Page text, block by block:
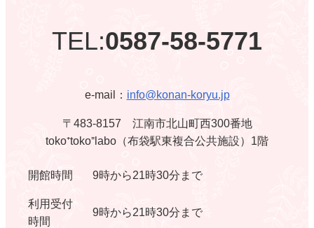
TEL:0587-58-5771
e-mail： info@konan-koryu.jp
〒483-8157 江南市北山町西300番地
toko⁺toko⁼labo（布袋駅東複合公共施設）1階
開館時間 9時から21時30分まで
利用受付
時間
9時から21時30分まで